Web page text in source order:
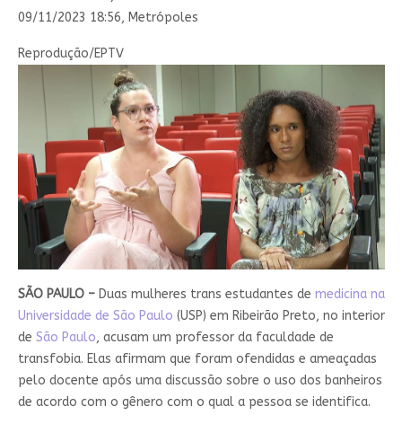
09/11/2023 18:56, Metrópoles
Reprodução/EPTV
SÃO PAULO –Duas mulheres trans estudantes de medicina na
Universidade de São Paulo (USP) em Ribeirão Preto, no interior
de São Paulo, acusam um professor da faculdade de
transfobia. Elas afirmam que foram ofendidas e ameaçadas
pelo docente após uma discussão sobre o uso dos banheiros
de acordo com o gênero com o qual a pessoa se identifica.